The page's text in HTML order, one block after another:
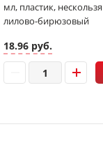
мл, пластик,
лилово-бирюзовый
18.96 руб.